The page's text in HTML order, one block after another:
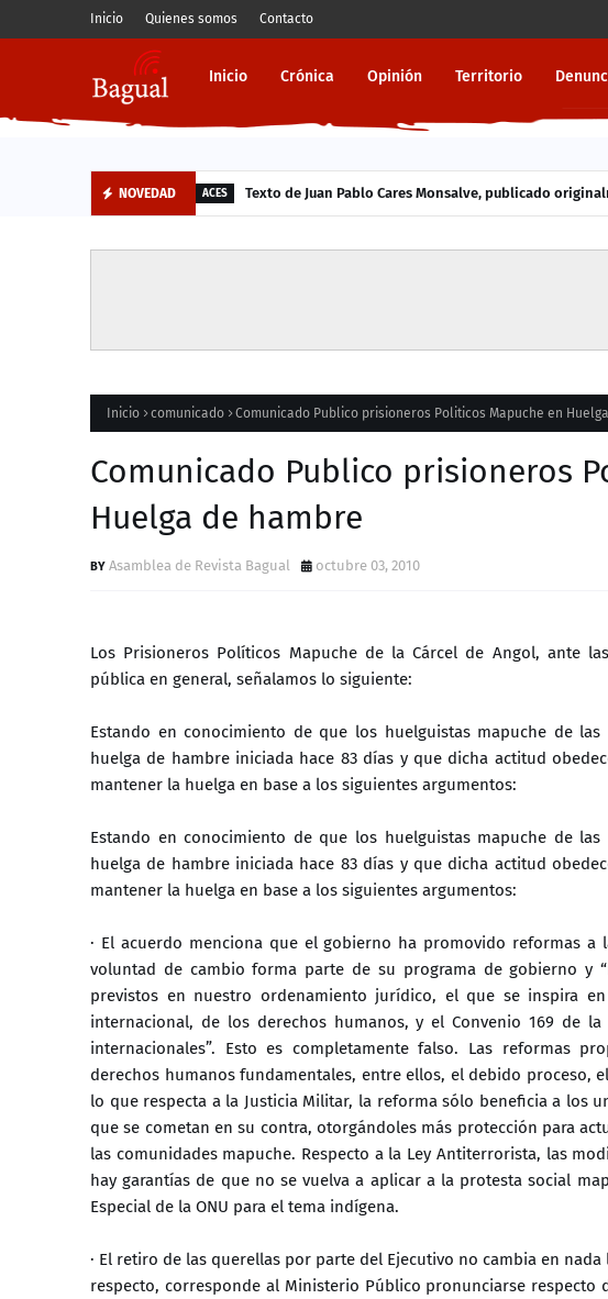
Inicio Quienes somos Contacto
Inicio Crónica Opinión Territorio
NOVEDAD ACES Texto de Juan Pablo Cares Monsalve, publicado
Inicio comunicado Comunicado Publico prisioneros Politicos Mapuche en
Comunicado Publico prisioneros
Huelga de hambre
Asamblea de Revista Bagual octubre 03, 2010
Los Prisioneros Políticos Mapuche de la Cárcel de Angol, ante
pública en general, señalamos lo siguiente:
Estando en conocimiento de que los huelguistas mapuche de
huelga de hambre iniciada hace 83 días y que dicha actitud
mantener la huelga en base a los siguientes argumentos:
Estando en conocimiento de que los huelguistas mapuche de
huelga de hambre iniciada hace 83 días y que dicha actitud
mantener la huelga en base a los siguientes argumentos:
· El acuerdo menciona que el gobierno ha promovido reformas
voluntad de cambio forma parte de su programa de gobierno y
previstos en nuestro ordenamiento jurídico, el que se inspira
internacional, de los derechos humanos, y el Convenio 169 de
internacionales”. Esto es completamente falso. Las reformas
derechos humanos fundamentales, entre ellos, el debido proceso,
lo que respecta a la Justicia Militar, la reforma sólo beneficia a los
que se cometan en su contra, otorgándoles más protección para
las comunidades mapuche. Respecto a la Ley Antiterrorista, las
hay garantías de que no se vuelva a aplicar a la protesta social
Especial de la ONU para el tema indígena.
· El retiro de las querellas por parte del Ejecutivo no cambia en
respecto, corresponde al Ministerio Público pronunciarse respecto